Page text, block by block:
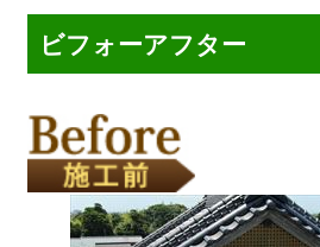
ビフォーアフター